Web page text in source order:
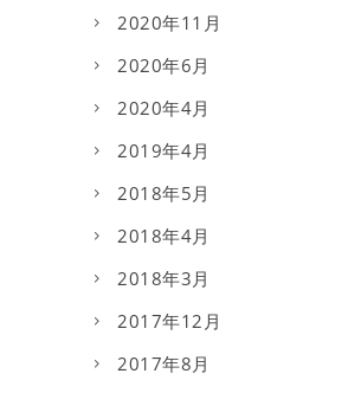
2020年11月
2020年6月
2020年4月
2019年4月
2018年5月
2018年4月
2018年3月
2017年12月
2017年8月